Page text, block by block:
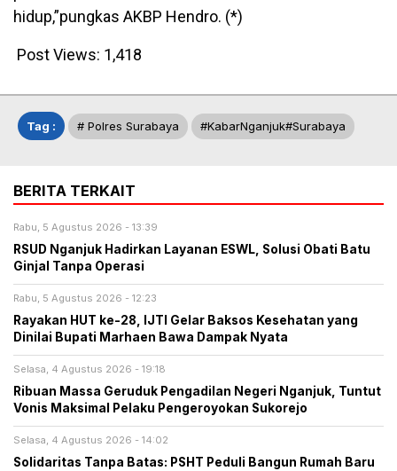
hidup,”pungkas AKBP Hendro. (*)
Post Views: 1,418
Tag : # Polres Surabaya #KabarNganjuk#Surabaya
BERITA TERKAIT
Rabu, 5 Agustus 2026 - 13:39
RSUD Nganjuk Hadirkan Layanan ESWL, Solusi Obati Batu
Ginjal Tanpa Operasi
Rabu, 5 Agustus 2026 - 12:23
Rayakan HUT ke-28, IJTI Gelar Baksos Kesehatan yang
Dinilai Bupati Marhaen Bawa Dampak Nyata
Selasa, 4 Agustus 2026 - 19:18
Ribuan Massa Geruduk Pengadilan Negeri Nganjuk, Tuntut
Vonis Maksimal Pelaku Pengeroyokan Sukorejo
Selasa, 4 Agustus 2026 - 14:02
Solidaritas Tanpa Batas: PSHT Peduli Bangun Rumah Baru